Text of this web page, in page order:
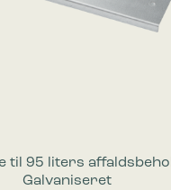
til 95 liters
Galvaniseret